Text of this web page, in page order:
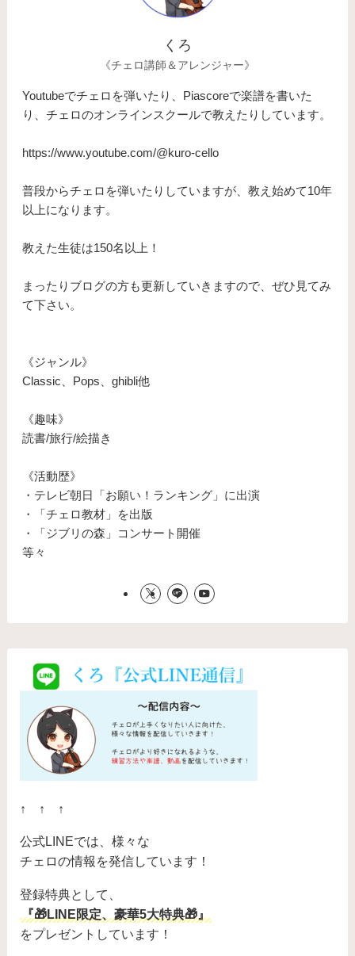
くろ
《チェロ講師＆アレンジャー》
Youtubeでチェロを弾いたり、Piascoreで楽譜を書いた
り、チェロのオンラインスクールで教えたりしています。
https://www.youtube.com/@kuro-cello
普段からチェロを弾いたりしていますが、教え始めて10年
以上になります。
​教えた生徒は150名以上！
まったりブログの方も更新していきますので、ぜひ見てみ
て下さい。
《ジャンル》
Classic、Pops、ghibli他
《趣味》
読書/旅行/絵描き
《活動歴》
・テレビ朝日「お願い！ランキング」に出演
・「チェロ教材」を出版
・「ジブリの森」コンサート開催
等々
↑ ↑ ↑
公式LINEでは、様々な
チェロの情報を発信しています！
登録特典として、
『🎁LINE限定、豪華5大特典🎁』
をプレゼントしています！